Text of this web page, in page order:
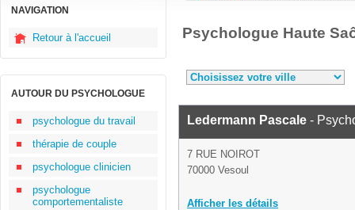
NAVIGATION
Retour à l'accueil
AUTOUR DU PSYCHOLOGUE
psychologue du travail
thérapie de couple
psychologue clinicien
psychologue
comportementaliste
Psychologue Haute
Ledermann Pascale -
7 RUE NOIROT
70000 Vesoul
Afficher les détails